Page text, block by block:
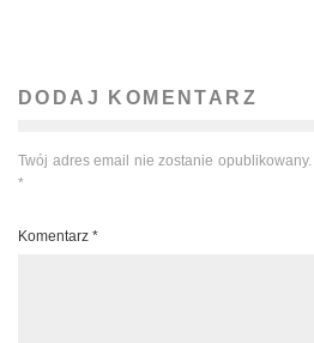
DODAJ KOMENTARZ
Twój adres email nie zostanie opublikowany.
*
Komentarz *